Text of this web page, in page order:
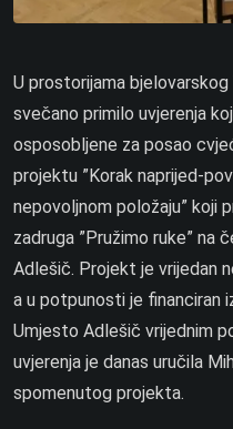
U prostorijama
svečano primilo uvjerenja
osposobljene za posao
projektu ”Korak naprijed-
nepovoljnom položaju” koji
zadruga ”Pružimo ruke” na
Adlešič. Projekt je vrijedan
a u potpunosti je financiran
Umjesto Adlešič vrijednim
uvjerenja je danas uručila
spomenutog projekta.